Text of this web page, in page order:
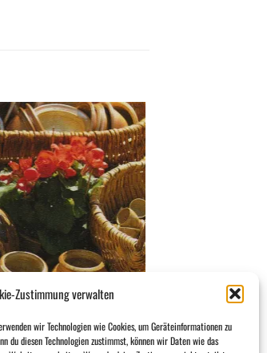
Zustimmung verwalten
wir Technologien wie Cookies, um Geräteinformationen zu
du diesen Technologien zustimmst, können wir Daten wie das
Add to
wishlist